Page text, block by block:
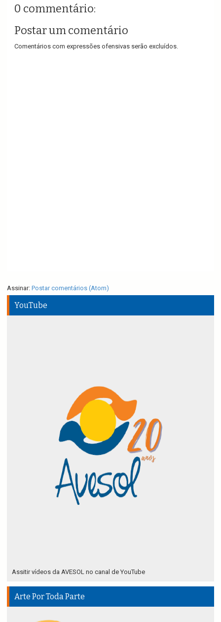
0 commentário:
Postar um comentário
Comentários com expressões ofensivas serão excluídos.
Assinar: Postar comentários (Atom)
YouTube
Assitir vídeos da AVESOL no canal de YouTube
Arte Por Toda Parte